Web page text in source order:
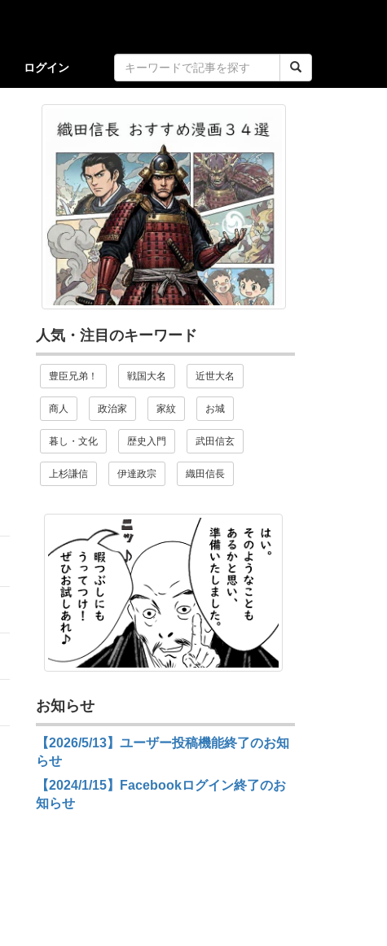
ログイン
人気・注目のキーワード
豊臣兄弟！ 戦国大名 近世大名
商人 政治家 家紋 お城
暮し・文化 歴史入門 武田信玄
上杉謙信 伊達政宗 織田信長
お知らせ
【2026/5/13】ユーザー投稿機能終了のお知
らせ
【2024/1/15】Facebookログイン終了のお
知らせ